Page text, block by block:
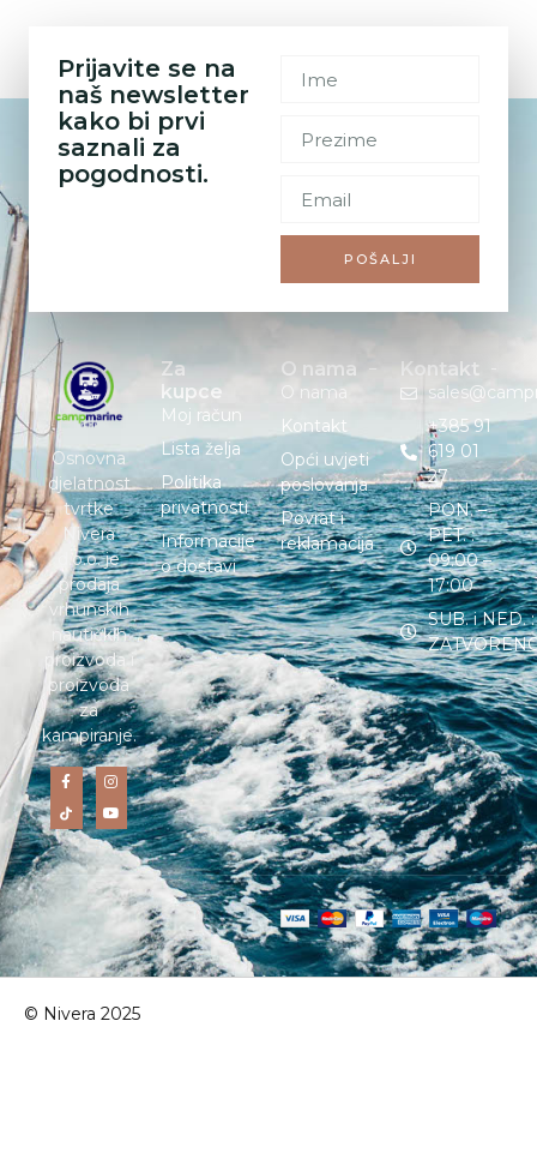
Prijavite se na
naš newsletter
kako bi prvi
saznali za
pogodnosti.
POŠALJI
Osnovna
djelatnost
tvrtke
Nivera
d.o.o. je
prodaja
vrhunskih
nautičkih
proizvoda i
proizvoda
za
kampiranje.
Za
kupce
Moj račun
Lista želja
Politika
privatnosti
Informacije
o dostavi
O nama
O nama
Kontakt
Opći uvjeti
poslovanja
Povrat i
reklamacija
Kontakt
+385 91
619 01
27
PON. –
PET. :
09:00 –
17:00
SUB. i NED. :
© Nivera 2025